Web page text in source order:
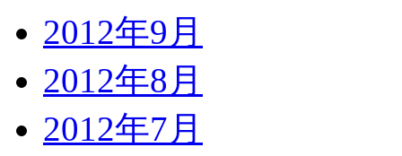
2012年9月
2012年8月
2012年7月